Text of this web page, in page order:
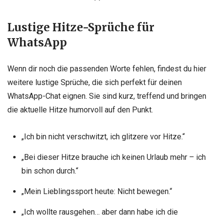
Lustige Hitze-Sprüche für
WhatsApp
Wenn dir noch die passenden Worte fehlen, findest du hier
weitere lustige Sprüche, die sich perfekt für deinen
WhatsApp-Chat eignen. Sie sind kurz, treffend und bringen
die aktuelle Hitze humorvoll auf den Punkt.
„Ich bin nicht verschwitzt, ich glitzere vor Hitze.“
„Bei dieser Hitze brauche ich keinen Urlaub mehr – ich
bin schon durch.“
„Mein Lieblingssport heute: Nicht bewegen.“
„Ich wollte rausgehen… aber dann habe ich die